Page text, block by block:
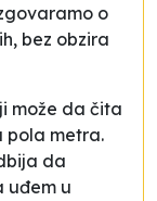
o
bez obzira
može da čita
pola metra.
da
uđem u